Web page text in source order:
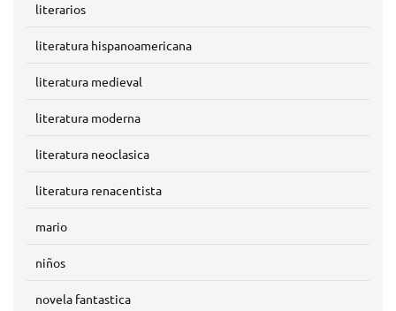
literarios
literatura hispanoamericana
literatura medieval
literatura moderna
literatura neoclasica
literatura renacentista
mario
niños
novela fantastica